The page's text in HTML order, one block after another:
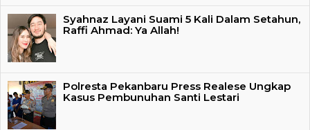
Syahnaz Layani Suami 5 Kali Dalam Setahun,
Raffi Ahmad: Ya Allah!
Polresta Pekanbaru Press Realese Ungkap
Kasus Pembunuhan Santi Lestari